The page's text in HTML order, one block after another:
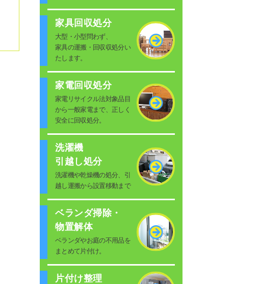
家具回収処分
大型・小型問わず、
家具の運搬・回収収処分い
たします。
家電回収処分
家電リサイクル法対象品目
から一般家電まで、正しく
安全に回収処分。
洗濯機
引越し処分
洗濯機や乾燥機の処分、引
越し運搬から設置移動まで
ベランダ掃除・
物置解体
ベランダやお庭の不用品を
まとめて片付け。
片付け整理